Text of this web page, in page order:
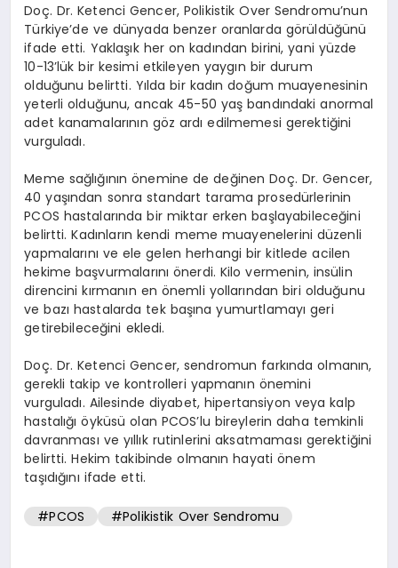
Doç. Dr. Ketenci Gencer, Polikistik Over Sendromu’nun
Türkiye’de ve dünyada benzer oranlarda görüldüğünü
ifade etti. Yaklaşık her on kadından birini, yani yüzde
10-13’lük bir kesimi etkileyen yaygın bir durum
olduğunu belirtti. Yılda bir kadın doğum muayenesinin
yeterli olduğunu, ancak 45-50 yaş bandındaki anormal
adet kanamalarının göz ardı edilmemesi gerektiğini
vurguladı.
Meme sağlığının önemine de değinen Doç. Dr. Gencer,
40 yaşından sonra standart tarama prosedürlerinin
PCOS hastalarında bir miktar erken başlayabileceğini
belirtti. Kadınların kendi meme muayenelerini düzenli
yapmalarını ve ele gelen herhangi bir kitlede acilen
hekime başvurmalarını önerdi. Kilo vermenin, insülin
direncini kırmanın en önemli yollarından biri olduğunu
ve bazı hastalarda tek başına yumurtlamayı geri
getirebileceğini ekledi.
Doç. Dr. Ketenci Gencer, sendromun farkında olmanın,
gerekli takip ve kontrolleri yapmanın önemini
vurguladı. Ailesinde diyabet, hipertansiyon veya kalp
hastalığı öyküsü olan PCOS’lu bireylerin daha temkinli
davranması ve yıllık rutinlerini aksatmaması gerektiğini
belirtti. Hekim takibinde olmanın hayati önem
taşıdığını ifade etti.
#PCOS #Polikistik Over Sendromu